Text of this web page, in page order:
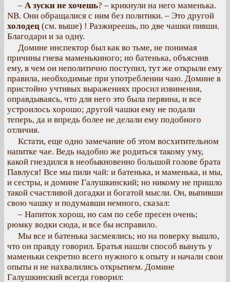
– А зуски не хочешь? – крикнули на него маменька.
NB. Они обращалися с ним без политики. – Это другой
холодец (см. выше) ! Разжиреешь, по две чашки пивши.
Благодари и за одну.
Домине инспектор был как во тьме, не понимая
причины гнева маменькиного; но батенька, объяснив
ему, в чем он неполитично поступил, тут же открыли ему
правила, необходимые при употреблении чаю. Домине в
пристойно учтивых выражениях просил извинения,
оправдываясь, что для него это была первина, и все
устроилось хорошо; другой чашки ему не подали
теперь, да и впредь более не делали ему подобного
отличия.
Кстати, еще одно замечание об этом восхитительном
напитке чае. Ведь надобно же родиться такому уму,
какой гнездился в необыкновенно большой голове брата
Павлуся! Все мы пили чай: и батенька, и маменька, и мы,
и сестры, и домине Галушкинский; но никому не пришло
такой счастливой догадки и богатой мысли. Он, выпивши
свою чашку и подумавши немного, сказал:
– Напиток хорош, но сам по себе пресен очень;
рюмку водки сюда, и все бы исправило.
Мы все и батенька засмеялись; но на поверку вышло,
что он правду говорил. Братья нашли способ вынуть у
маменьки секретно всего нужного к опыту и начали свои
опыты и не нахвалились открытием. Домине
Галушкинский всегда говорил: